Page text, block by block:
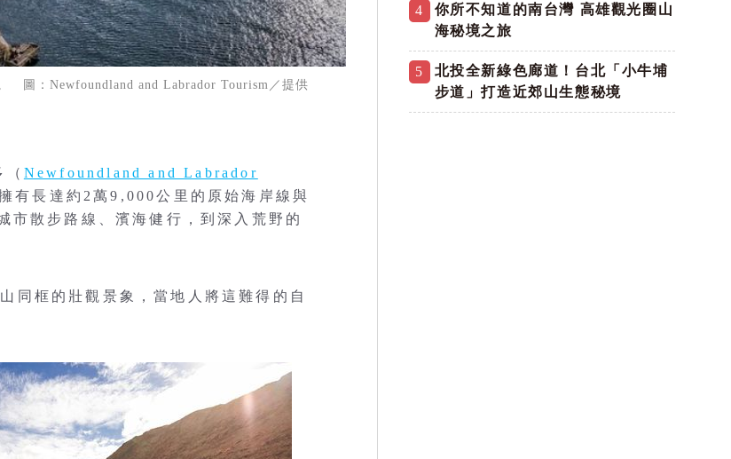
圖：Newfoundland and Labrador Tourism／提供
（ Newfoundland and Labrador
有長達約2萬9,000公里的原始海岸線與
市散步路線、濱海健行，到深入荒野的
同框的壯觀景象，當地人將這難得的自
4
你所不知道的南台灣 高雄觀光圈山
海秘境之旅
5
北投全新綠色廊道！台北「小牛埔
步道」打造近郊山生態秘境